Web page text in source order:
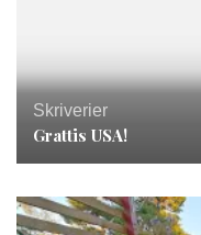
Skriverier
Grattis USA!